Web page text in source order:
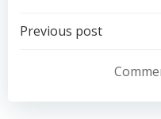
Navigation
Previous post